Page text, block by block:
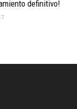
definitivo!